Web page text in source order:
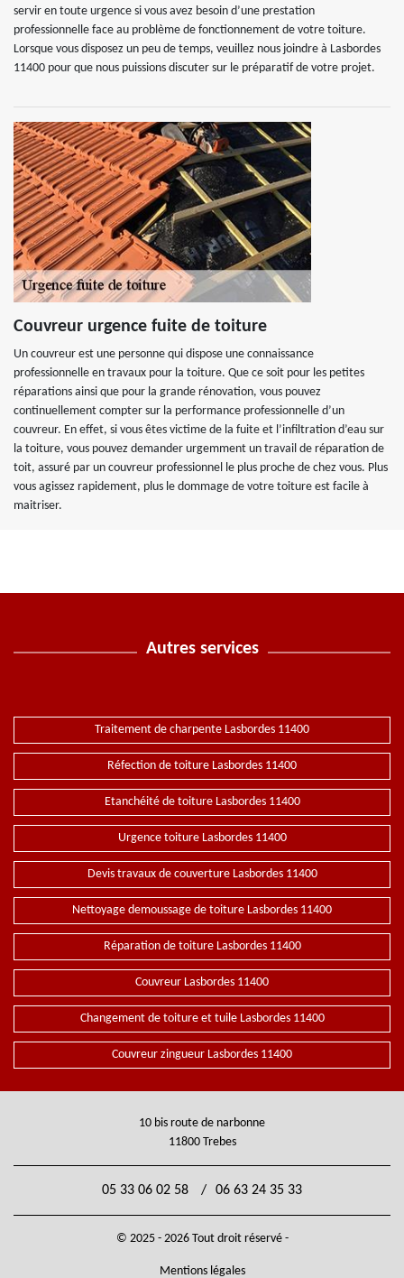
servir en toute urgence si vous avez besoin d’une prestation
professionnelle face au problème de fonctionnement de votre toiture.
Lorsque vous disposez un peu de temps, veuillez nous joindre à Lasbordes
11400 pour que nous puissions discuter sur le préparatif de votre projet.
Couvreur urgence fuite de toiture
Un couvreur est une personne qui dispose une connaissance
professionnelle en travaux pour la toiture. Que ce soit pour les petites
réparations ainsi que pour la grande rénovation, vous pouvez
continuellement compter sur la performance professionnelle d’un
couvreur. En effet, si vous êtes victime de la fuite et l’infiltration d’eau sur
la toiture, vous pouvez demander urgemment un travail de réparation de
toit, assuré par un couvreur professionnel le plus proche de chez vous. Plus
vous agissez rapidement, plus le dommage de votre toiture est facile à
maitriser.
Autres services
Traitement de charpente Lasbordes 11400
Réfection de toiture Lasbordes 11400
Etanchéité de toiture Lasbordes 11400
Urgence toiture Lasbordes 11400
Devis travaux de couverture Lasbordes 11400
Nettoyage demoussage de toiture Lasbordes 11400
Réparation de toiture Lasbordes 11400
Couvreur Lasbordes 11400
Changement de toiture et tuile Lasbordes 11400
Couvreur zingueur Lasbordes 11400
10 bis route de narbonne
11800 Trebes
05 33 06 02 58 / 06 63 24 35 33
© 2025 - 2026 Tout droit réservé -
Mentions légales